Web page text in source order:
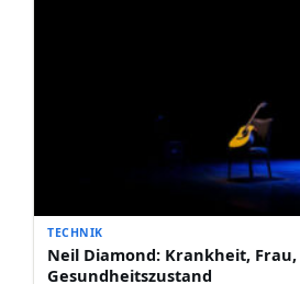
TECHNIK
Neil Diamond: Krankheit,
Gesundheitszustand